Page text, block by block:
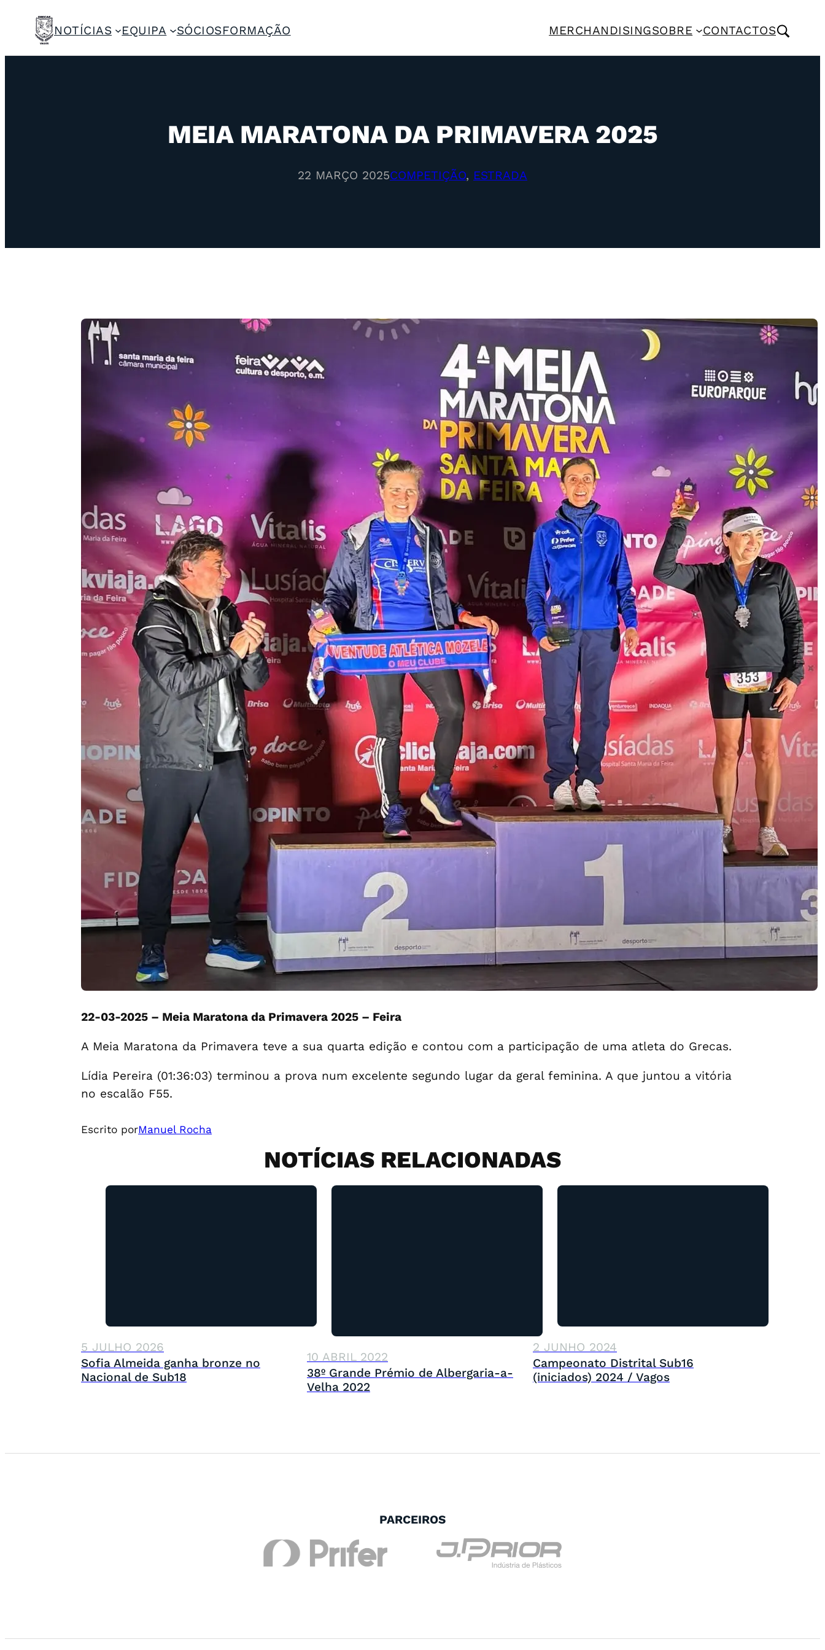
NOTÍCIAS EQUIPA SÓCIOSFORMAÇÃO MERCHANDISINGSOBRE CONTACTOS
MEIA MARATONA DA PRIMAVERA 2025
22 MARÇO 2025COMPETIÇÃO, ESTRADA
22-03-2025 – Meia Maratona da Primavera 2025 – Feira
A Meia Maratona da Primavera teve a sua quarta edição e contou com a participação de uma atleta do Grecas.
Lídia Pereira (01:36:03) terminou a prova num excelente segundo lugar da geral feminina. A que juntou a vitória
no escalão F55.
Escrito porManuel Rocha
NOTÍCIAS RELACIONADAS
5 JULHO 2026
Sofia Almeida ganha bronze no
Nacional de Sub18
10 ABRIL 2022
38º Grande Prémio de Albergaria-a-
Velha 2022
2 JUNHO 2024
Campeonato Distrital Sub16
(iniciados) 2024 / Vagos
PARCEIROS